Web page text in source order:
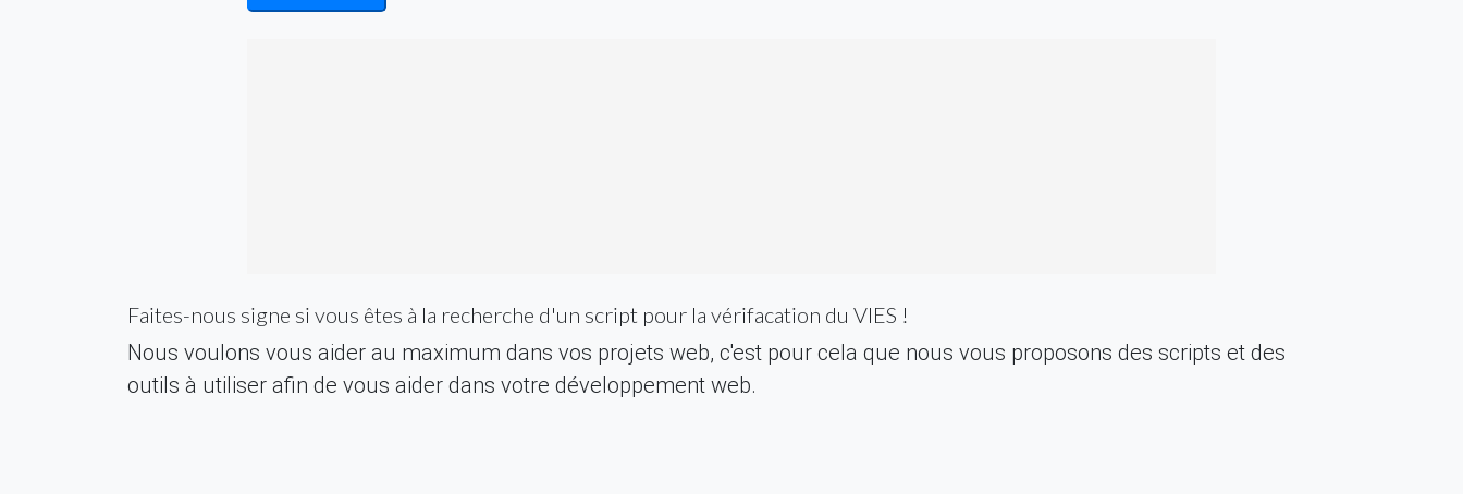
Faites-nous signe si vous êtes à la recherche d'un script pour la vérifacation du VIES !
Nous voulons vous aider au maximum dans vos projets web, c'est pour cela que nous vous proposons des scripts et des
outils à utiliser afin de vous aider dans votre développement web.